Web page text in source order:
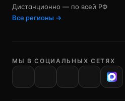
Дистанционно — по всей РФ
Все регионы →
МЫ В СОЦИАЛЬНЫХ СЕТЯХ